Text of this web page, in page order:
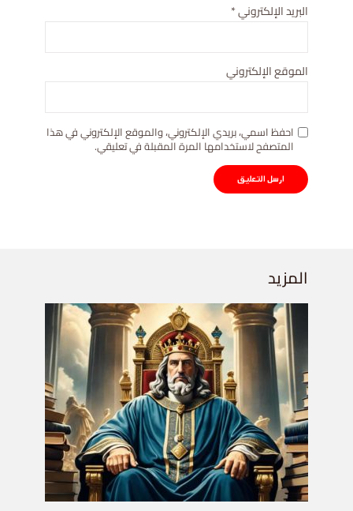
البريد الإلكتروني*
الموقع الإلكتروني
احفظ اسمي، بريدي الإلكتروني، والموقع الإلكتروني في هذا
المتصفح لاستخدامها المرة المقبلة في تعليقي.
المزيد